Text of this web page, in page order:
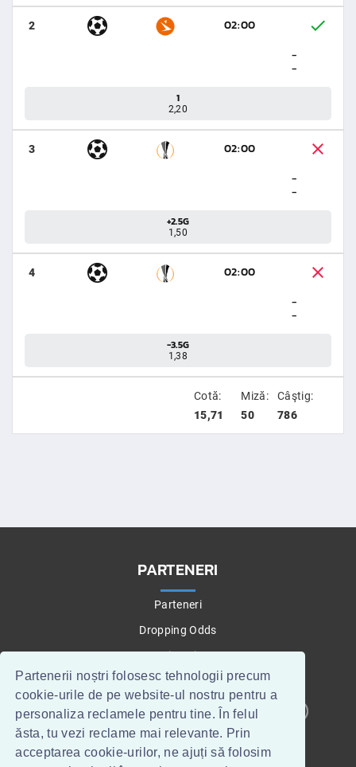
Partenerii noștri folosesc tehnologii precum
cookie-urile de pe website-ul nostru pentru a
personaliza reclamele pentru tine. În felul
ăsta, tu vezi reclame mai relevante. Prin
acceptarea cookie-urilor, ne ajuți să folosim
2
02:00
-
-
1
2,20
3
02:00
-
-
+2.5G
1,50
4
02:00
-
-
-3.5G
1,38
Cotă:
15,71
Miză:
50
Câştig:
786
PARTENERI
Parteneri
Dropping Odds
Betting Tips
CONTACT WEBMASTERI